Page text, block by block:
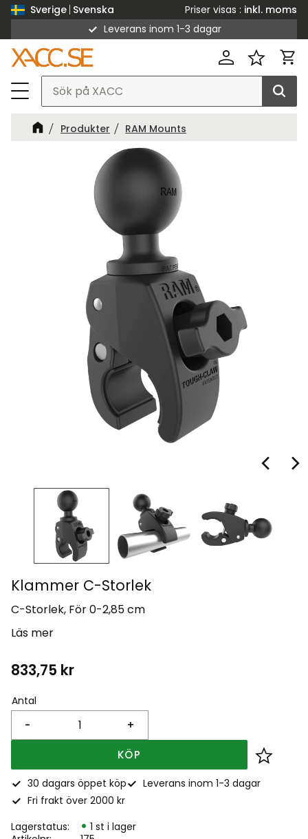
Sverige Svenska Priser visas
inkl. moms
Leverans inom 1-3 dagar
Produkter RAM Mounts
Klammer C-Storlek
C-Storlek, För 0-2,85 cm
Läs mer
833,75 kr
Antal
+
-
KÖP Lägg
30 dagars öppet köp
Leverans inom 1-3 dagar
Fri frakt över 2000 kr
Lagerstatus
1 st i lager